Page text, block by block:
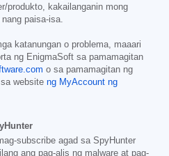
produkto, kakailanganin mong
paisa-isa.
katanungan o problema, maaari
ng EnigmaSoft sa pamamagitan
o sa pamamagitan ng
website ng MyAccount ng
subscribe agad sa SpyHunter
ang pag-alis ng malware at pag-